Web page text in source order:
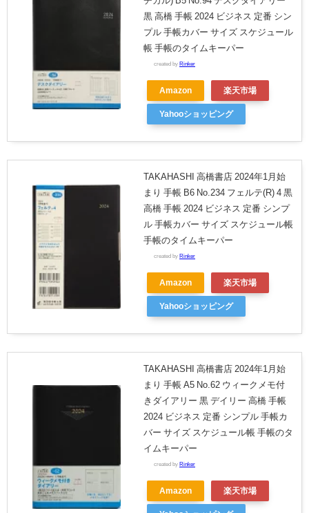
黒 高橋 手帳 2024 ビジネス 定番 シン
プル 手帳カバー サイズ スケジュール
帳 手帳のタイムキーパー
created by Rinker
Amazon 楽天市場
Yahooショッピング
TAKAHASHI 高橋書店 2024年1月始
まり 手帳 B6 No.234 フェルテ(R) 4 黒
高橋 手帳 2024 ビジネス 定番 シンプ
ル 手帳カバー サイズ スケジュール帳
手帳のタイムキーパー
created by Rinker
Amazon 楽天市場
Yahooショッピング
TAKAHASHI 高橋書店 2024年1月始
まり 手帳 A5 No.62 ウィークメモ付
きダイアリー 黒 デイリー 高橋 手帳
2024 ビジネス 定番 シンプル 手帳カ
バー サイズ スケジュール帳 手帳のタ
イムキーパー
created by Rinker
Amazon 楽天市場